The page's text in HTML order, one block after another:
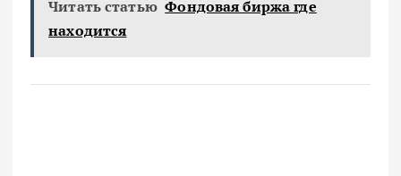
Читать статью Фондовая биржа где
находится